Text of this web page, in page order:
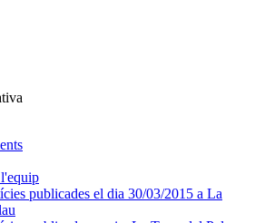
publicades el dia 30/03/2015 a La